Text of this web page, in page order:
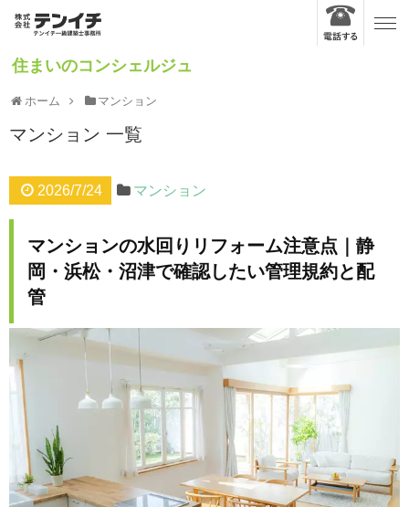
住まいのコンシェルジュ
ホーム マンション
マンション 一覧
2026/7/24 マンション
マンションの水回りリフォーム注意点｜静
岡・浜松・沼津で確認したい管理規約と配
管